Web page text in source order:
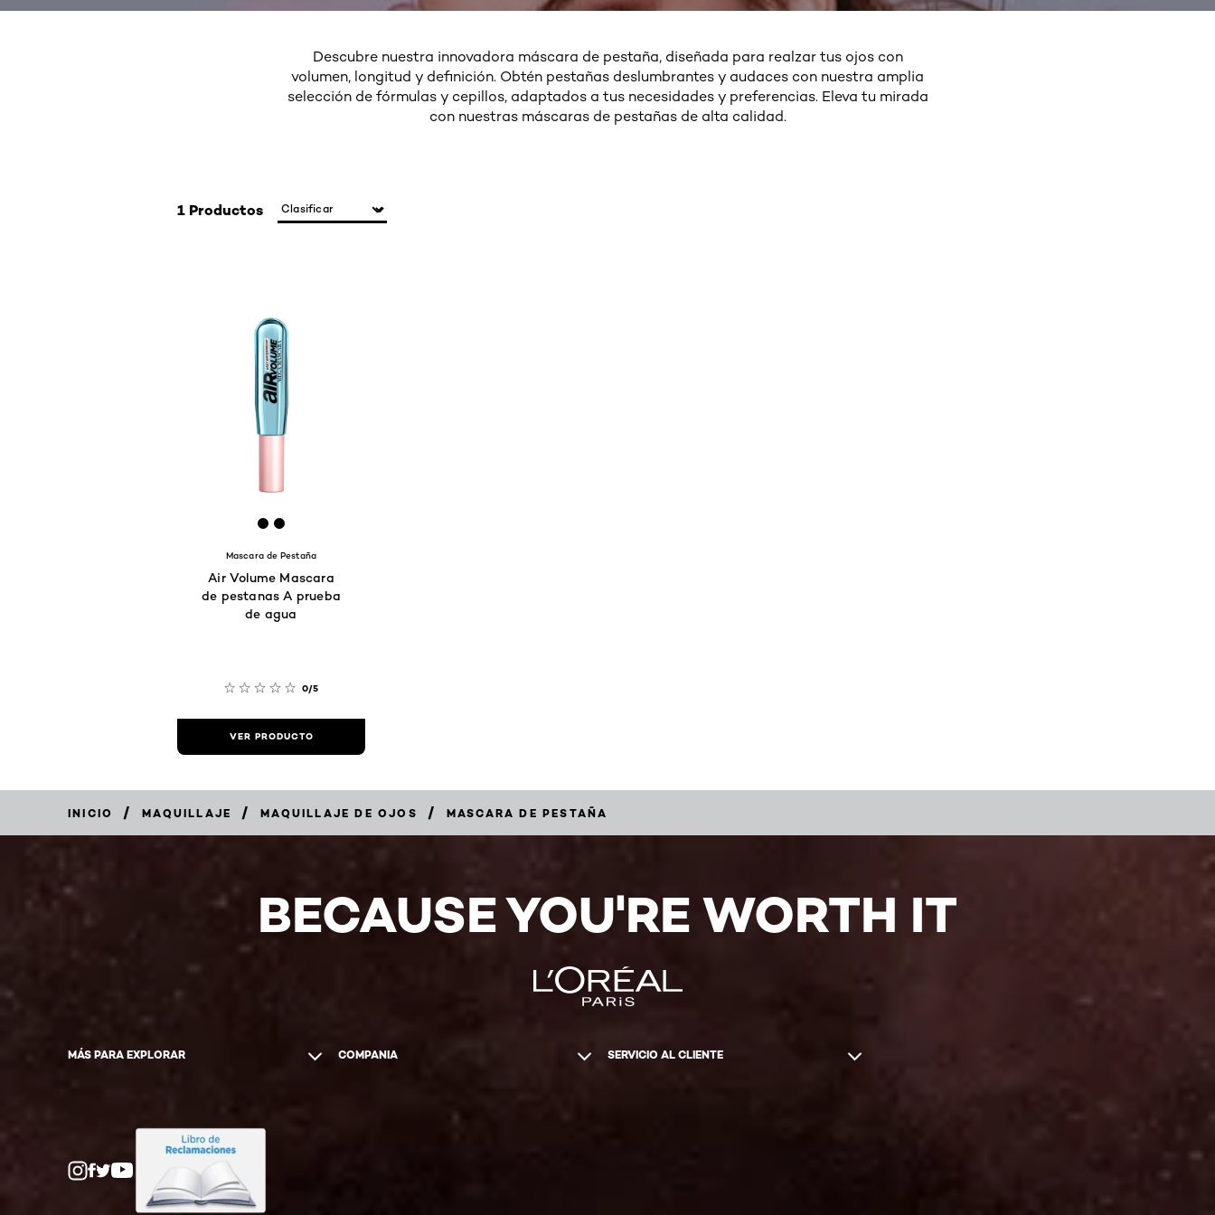
Descubre nuestra innovadora máscara de pestaña, diseñada para realzar tus ojos con
volumen, longitud y definición. Obtén pestañas deslumbrantes y audaces con nuestra amplia
selección de fórmulas y cepillos, adaptados a tus necesidades y preferencias. Eleva tu mirada
con nuestras máscaras de pestañas de alta calidad.
1 Productos
[Color]: #000000
[Color]: #000000
Mascara de Pestaña
Air Volume Mascara
de pestanas A prueba
de agua
0/5
VER PRODUCTO
INICIO / MAQUILLAJE / MAQUILLAJE DE OJOS / MASCARA DE PESTAÑA
BECAUSE YOU'RE WORTH IT
MÁS PARA EXPLORAR COMPANIA SERVICIO AL CLIENTE
Facebook
YouTube